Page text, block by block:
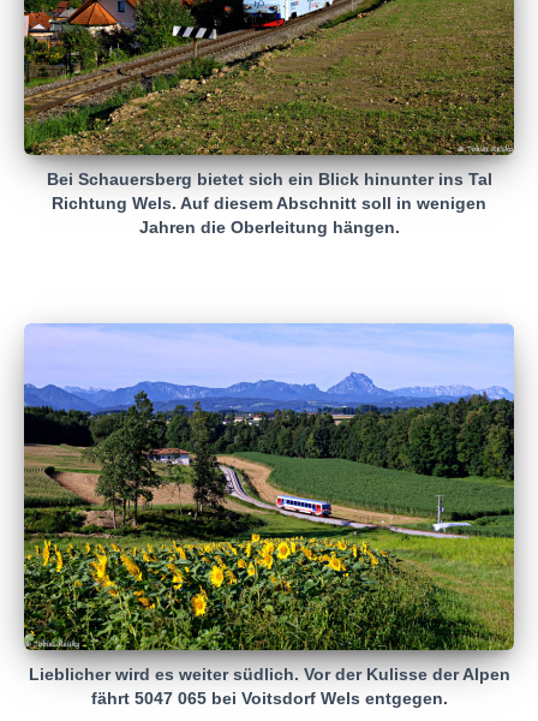
Bei Schauersberg bietet sich ein Blick hinunter ins Tal
Richtung Wels. Auf diesem Abschnitt soll in wenigen
Jahren die Oberleitung hängen.
Lieblicher wird es weiter südlich. Vor der Kulisse der Alpen
fährt 5047 065 bei Voitsdorf Wels entgegen.